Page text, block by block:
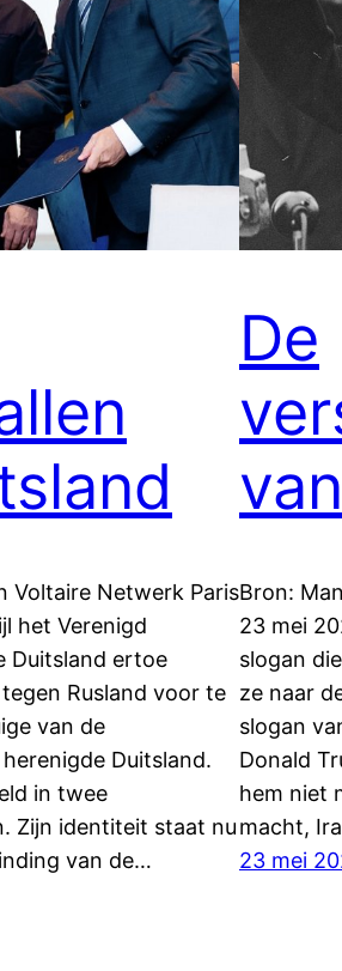
Voltaire Netwerk Paris
het Verenigd
Duitsland ertoe
Rusland voor te
van de
Duitsland.
in twee
Zijn identiteit staat nu
van de…
De
Bron:
23 mei
slogan
ze naar
slogan
Donald
hem niet
macht,
23 mei